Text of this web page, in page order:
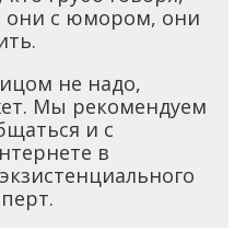
они с юмором, они
не надо,
Мы рекомендуем
и с
в